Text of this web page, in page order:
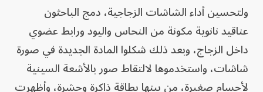
ولتحسين أداء الشاشات الزجاجية، دمج الباحثون
عناقيد نانوية مكونة من النحاس واليود ورابط عضوي
داخل الزجاج، وبعد ذلك شكلوا المادة الجديدة في صورة
شاشات، واستخدموها لالتقاط صور بالأشعة السينية
لأجسام صغيرة، من بينها بطاقة ذاكرة وحشرة، وأظهرت